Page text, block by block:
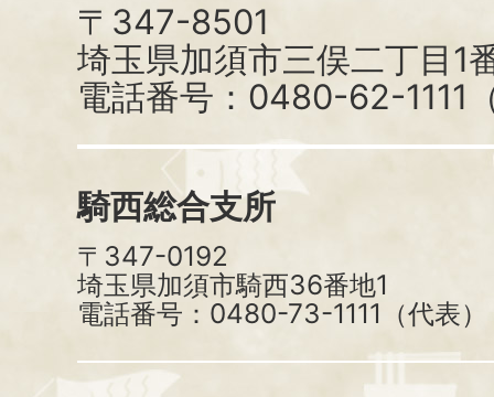
〒347-8501
埼玉県加須市三俣二丁目1
電話番号：0480-62-1111
騎西総合支所
〒347-0192
埼玉県加須市騎西36番地1
電話番号：0480-73-1111（代表）